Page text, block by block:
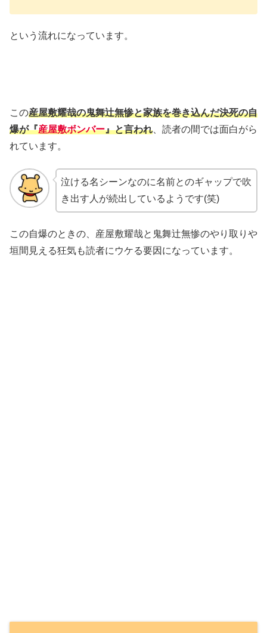
という流れになっています。
この産屋敷耀哉の鬼舞辻無惨と家族を巻き込んだ決死の自
爆が『産屋敷ボンバー』と言われ 、読者の間では面白がら
れています。
泣ける名シーンなのに名前とのギャップで吹
き出す人が続出しているようです(笑)
この自爆のときの、産屋敷耀哉と鬼舞辻無惨のやり取りや
垣間見える狂気も読者にウケる要因になっています。